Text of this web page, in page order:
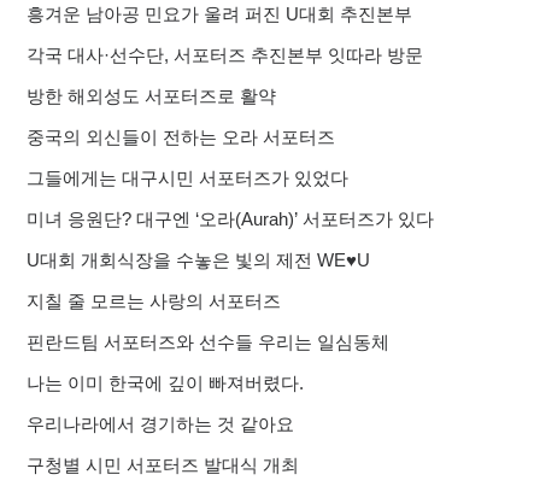
흥겨운 남아공 민요가 울려 퍼진 U대회 추진본부
각국 대사·선수단, 서포터즈 추진본부 잇따라 방문
방한 해외성도 서포터즈로 활약
중국의 외신들이 전하는 오라 서포터즈
그들에게는 대구시민 서포터즈가 있었다
미녀 응원단? 대구엔 ‘오라(Aurah)’ 서포터즈가 있다
U대회 개회식장을 수놓은 빛의 제전 WE♥U
지칠 줄 모르는 사랑의 서포터즈
핀란드팀 서포터즈와 선수들 우리는 일심동체
나는 이미 한국에 깊이 빠져버렸다.
우리나라에서 경기하는 것 같아요
구청별 시민 서포터즈 발대식 개최